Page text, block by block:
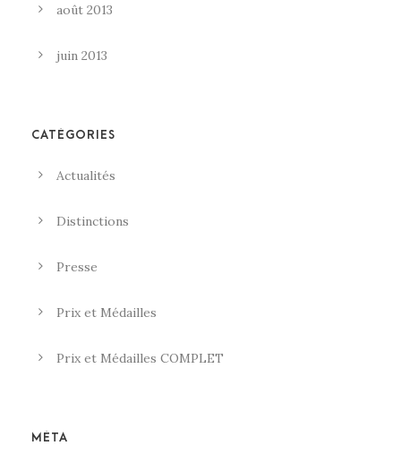
août 2013
juin 2013
CATÉGORIES
Actualités
Distinctions
Presse
Prix et Médailles
Prix et Médailles COMPLET
MÉTA